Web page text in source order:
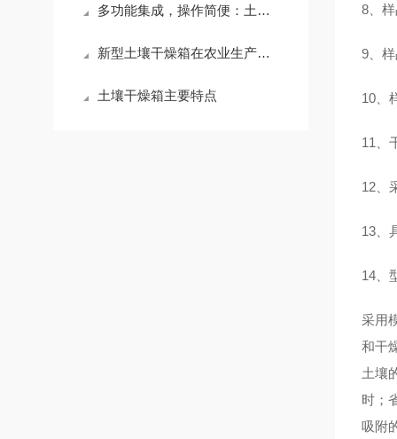
多功能集成，操作简便：土壤干燥箱满足多样化土壤处理需求
新型土壤干燥箱在农业生产和科学研究中的应用
土壤干燥箱主要特点
8、
9、
10、
11、
12、
13、
14、
采用
和干
土壤
时；
吸附